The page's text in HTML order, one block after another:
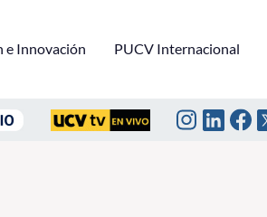
e Innovación PUCV Internacional